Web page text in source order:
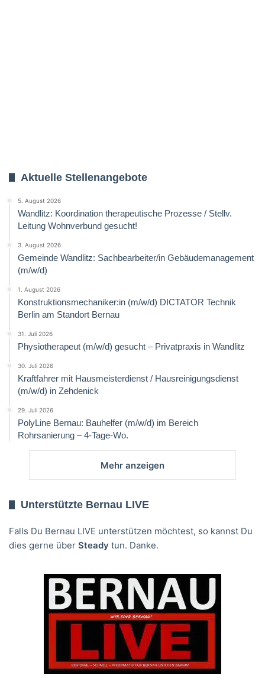
Aktuelle Stellenangebote
5. August 2026
Wandlitz: Koordination therapeutische Prozesse / Stellv.
Leitung Wohnverbund gesucht!
3. August 2026
Gemeinde Wandlitz: Sachbearbeiter/in Gebäudemanagement
(m/w/d)
1. August 2026
Konstruktionsmechaniker:in (m/w/d) DICTATOR Technik
Berlin am Standort Bernau
31. Juli 2026
Physiotherapeut (m/w/d) gesucht – Privatpraxis in Wandlitz
30. Juli 2026
Kraftfahrer mit Hausmeisterdienst / Hausreinigungsdienst
(m/w/d) in Zehdenick
29. Juli 2026
PolyLine Bernau: Bauhelfer (m/w/d) im Bereich
Rohrsanierung – 4-Tage-Wo.
Mehr anzeigen
Unterstützte Bernau LIVE
Falls Du Bernau LIVE unterstützen möchtest, so kannst Du
dies gerne über Steady tun. Danke.